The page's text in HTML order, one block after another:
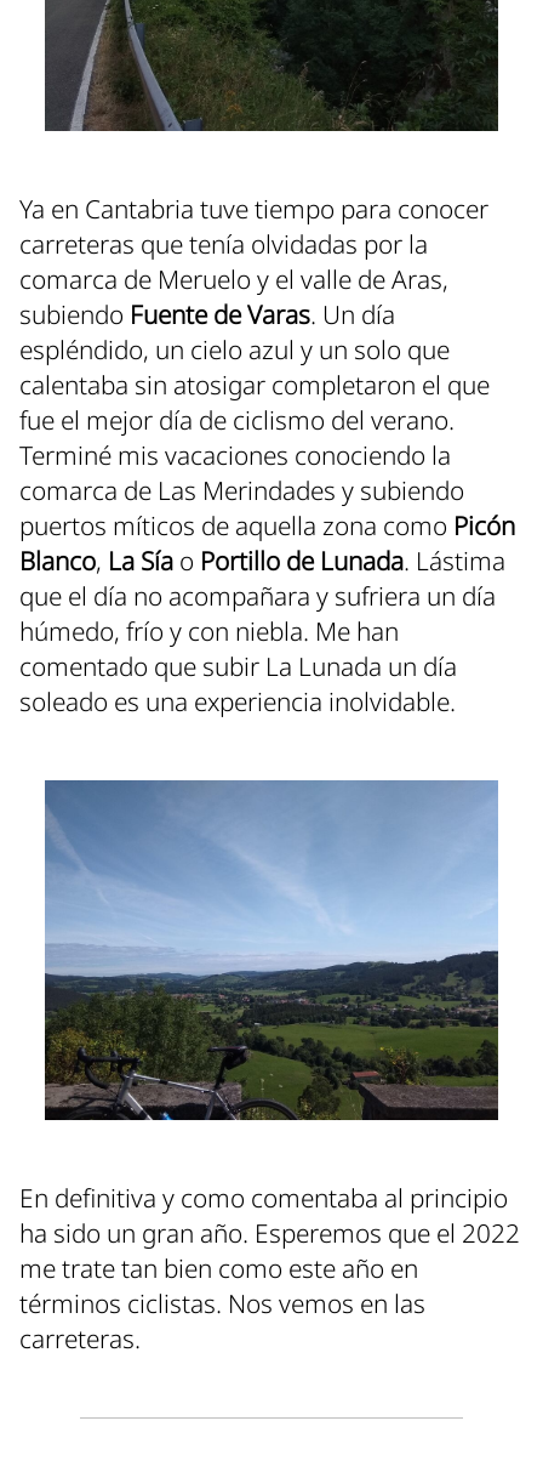
Ya en Cantabria tuve tiempo para conocer
carreteras que tenía olvidadas por la
comarca de Meruelo y el valle de Aras,
subiendo Fuente de Varas. Un día
espléndido, un cielo azul y un solo que
calentaba sin atosigar completaron el que
fue el mejor día de ciclismo del verano.
Terminé mis vacaciones conociendo la
comarca de Las Merindades y subiendo
puertos míticos de aquella zona como Picón
Blanco, La Sía o Portillo de Lunada. Lástima
que el día no acompañara y sufriera un día
húmedo, frío y con niebla. Me han
comentado que subir La Lunada un día
soleado es una experiencia inolvidable.
En definitiva y como comentaba al principio
ha sido un gran año. Esperemos que el 2022
me trate tan bien como este año en
términos ciclistas. Nos vemos en las
carreteras.